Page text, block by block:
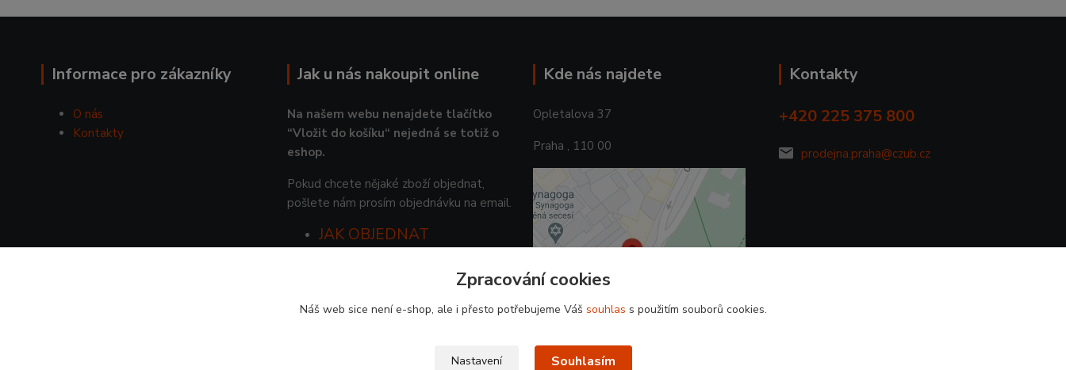
Informace pro zákazníky
O nás
Kontakty
Jak u nás nakoupit online
Na našem webu nenajdete tlačítko
“Vložit do košíku“ nejedná se totiž o
eshop.
Pokud chcete nějaké zboží objednat,
pošlete nám prosím objednávku na email.
JAK OBJEDNAT
Kde nás najdete
Opletalova 37
Praha , 110 00
Kontakty
+420 225 375 800
prodejna.praha@czub.cz
Zpracování cookies
Náš web sice není e-shop, ale i přesto potřebujeme Váš souhlas s použitím souborů cookies.
Nastavení Souhlasím